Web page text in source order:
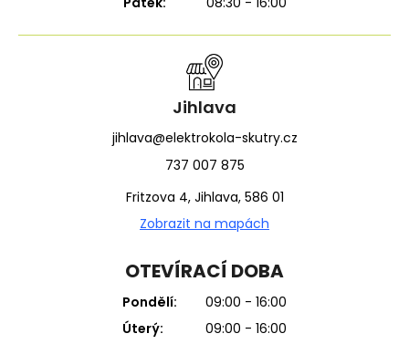
Jihlava
jihlava@elektrokola-skutry.cz
737 007 875
Fritzova 4, Jihlava, 586 01
Zobrazit na mapách
OTEVÍRACÍ DOBA
Pondělí:
09:00 - 16:00
Úterý:
09:00 - 16:00